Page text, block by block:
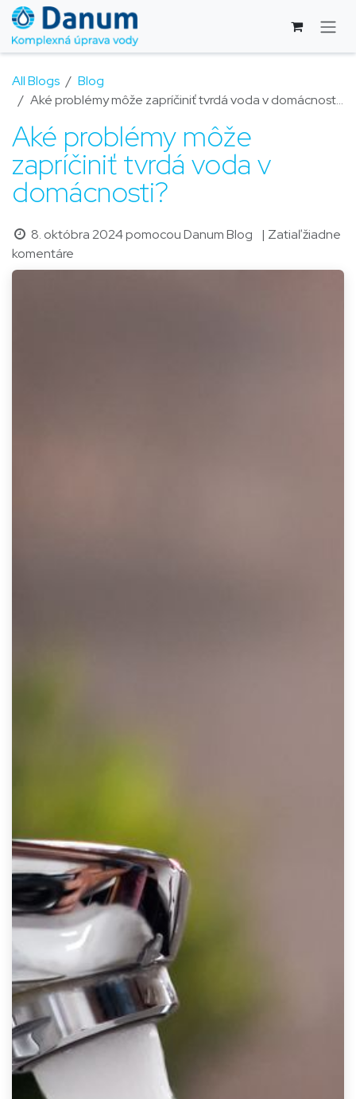
Skip to Content
All Blogs
Blog
Aké problémy môže zapríčiniť tvrdá voda v domácnosti?
Aké problémy môže
zapríčiniť tvrdá voda v
domácnosti?
8. októbra 2024pomocouDanum Blog
| Zatiaľ žiadne
komentáre